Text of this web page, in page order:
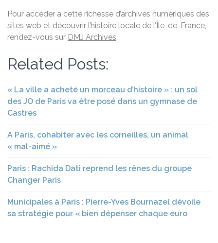
Pour accéder à cette richesse d’archives numériques des
sites web et découvrir l’histoire locale de l’Île-de-France,
rendez-vous sur DMJ Archives.
Related Posts:
« La ville a acheté un morceau d’histoire » : un sol
des JO de Paris va être posé dans un gymnase de
Castres
A Paris, cohabiter avec les corneilles, un animal
« mal-aimé »
Paris : Rachida Dati reprend les rênes du groupe
Changer Paris
Municipales à Paris : Pierre-Yves Bournazel dévoile
sa stratégie pour « bien dépenser chaque euro